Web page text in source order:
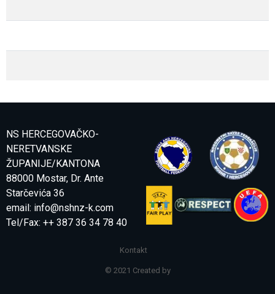
NS HERCEGOVAČKO-
NERETVANSKE
ŽUPANIJE/KANTONA
88000 Mostar, Dr. Ante
Starčevića 36
email: info@nshnz-k.com
Tel/Fax: ++ 387 36 34 78 40
Kontakt
© 2021 Created by